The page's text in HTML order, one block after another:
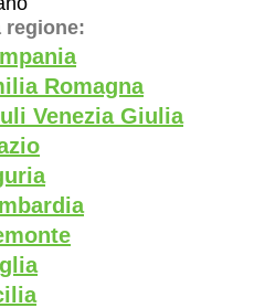
regione:
Romagna
Venezia Giulia